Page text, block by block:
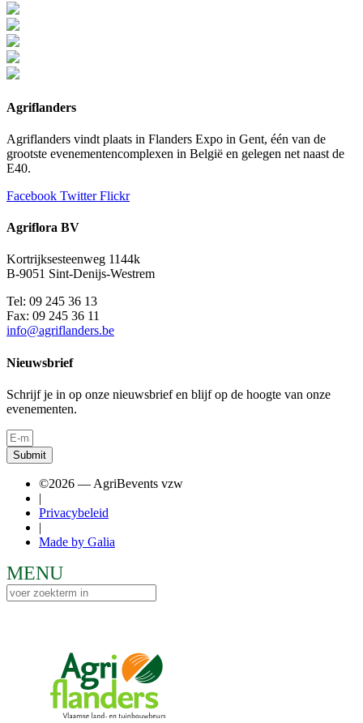
Agriflanders
Agriflanders vindt plaats in Flanders Expo in Gent, één van de
grootste evenementencomplexen in België en gelegen net naast de
E40.
Facebook Twitter Flickr
Agriflora BV
Kortrijksesteenweg 1144k
B-9051 Sint-Denijs-Westrem
Tel: 09 245 36 13
Fax: 09 245 36 11
info@agriflanders.be
Nieuwsbrief
Schrijf je in op onze nieuwsbrief en blijf op de hoogte van onze
evenementen.
Submit
©2026 — AgriBevents vzw
|
Privacybeleid
|
Made by Galia